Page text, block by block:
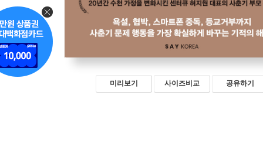
미리보기 사이즈비교 공유하기